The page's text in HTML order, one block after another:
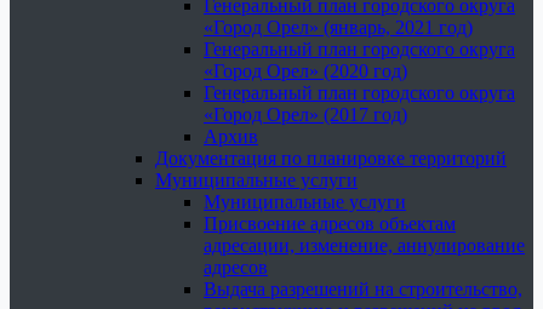
Генеральный план городского округа
«Город Орел» (январь, 2021 год)
Генеральный план городского округа
«Город Орел» (2020 год)
Генеральный план городского округа
«Город Орел» (2017 год)
Архив
Документация по планировке территорий
Муниципальные услуги
Муниципальные услуги
Присвоение адресов объектам
адресации, изменение, аннулирование
адресов
Выдача разрешений на строительство,